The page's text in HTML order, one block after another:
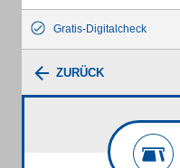
Gratis-Digitalcheck
ZURÜCK